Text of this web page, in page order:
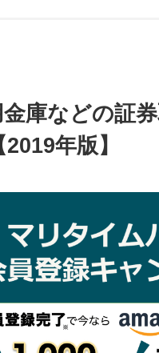
庫などの証
年版】